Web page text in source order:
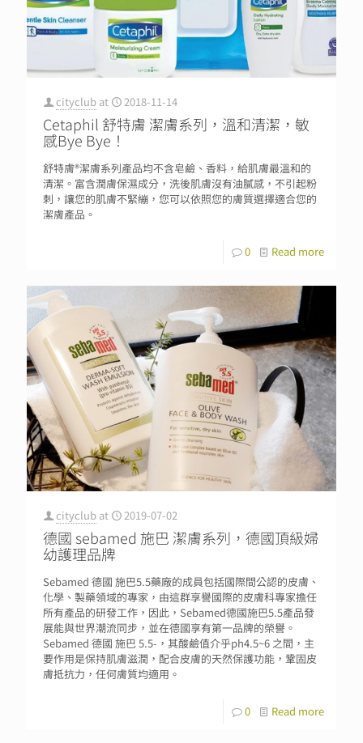
cityclub at 2018-11-14
Cetaphil 舒特膚 潔膚系列，溫和清潔，敏
感Bye Bye！
舒特膚®潔膚系列產品均不含皂鹼、香料，給肌膚最溫和的
清潔。富含潤膚保濕成分，洗後肌膚沒有油膩感，不引起粉
刺，讓您的肌膚不緊繃，您可以依照您的膚質選擇適合您的
潔膚產品。
0 Read more
cityclub at 2019-07-02
德國 sebamed 施巴 潔膚系列，德國頂級婦
幼護理品牌
Sebamed 德國 施巴5.5藥廠的成員包括國際間公認的皮膚、
化學、製藥領域的專家，由這群享譽國際的皮膚科專家擔任
所有產品的研發工作，因此，Sebamed德國施巴5.5產品發
展能與世界潮流同步，並在德國享有第一品牌的榮譽。
Sebamed 德國 施巴 5.5-，其酸鹼值介乎ph4.5~6 之間，主
要作用是保持肌膚滋潤，配合皮膚的天然保護功能，鞏固皮
膚抵抗力，任何膚質均適用。
0 Read more